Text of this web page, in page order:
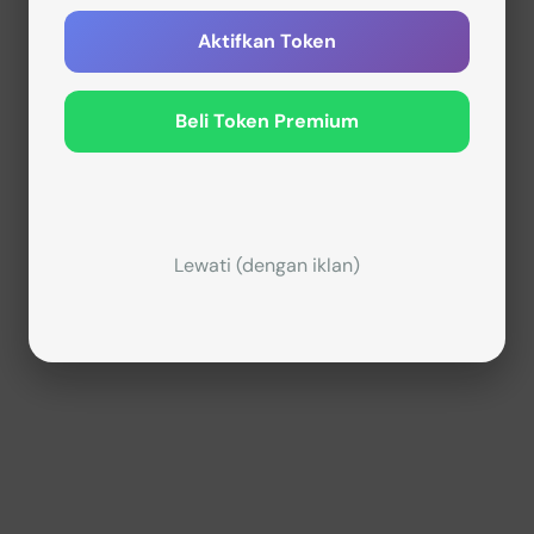
Aktifkan Token
Beli Token Premium
Lewati (dengan iklan)